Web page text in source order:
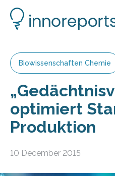
Biowissenschaften Chemie
optimiert
Produktion
10 December 2015